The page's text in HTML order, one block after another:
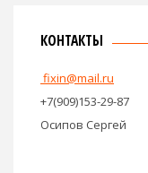
КОНТАКТЫ
fixin@mail.ru
+7(909)153-29-87
Осипов Сергей